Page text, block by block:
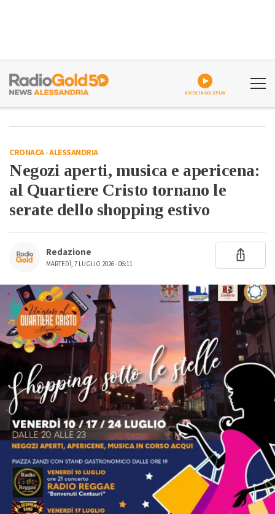
ASCOLTA GOLDPLAY
CRONACA-ALESSANDRIA
Negozi aperti, musica e apericena:
al Quartiere Cristo tornano le
serate dello shopping estivo
Redazione
MARTEDÌ, 7 LUGLIO 2026 - 06:11